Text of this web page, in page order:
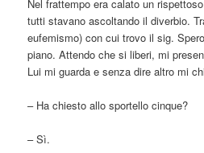
Nel frattempo era calato un
tutti stavano ascoltando il diverbio.
eufemismo) con cui trovo il sig.
piano. Attendo che si liberi, mi
Lui mi guarda e senza dire altro mi
– Ha chiesto allo sportello cinque?
– Sì.